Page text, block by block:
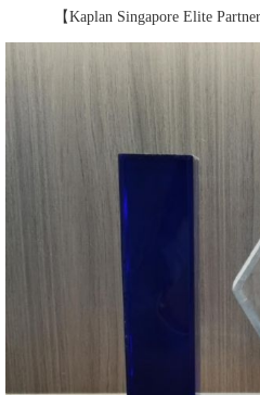
【Kaplan Singapore Elite Partner